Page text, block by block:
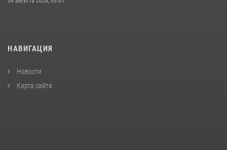
НАВИГАЦИЯ
Новости
Карта сайта